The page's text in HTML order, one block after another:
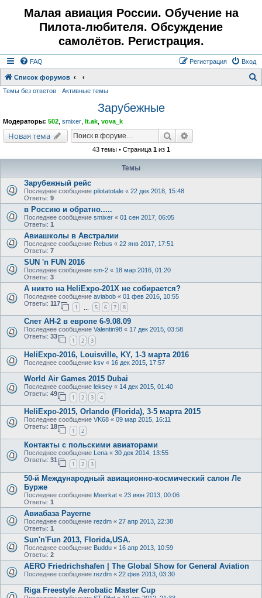
Малая авиация России. Обучение на
Пилота-любителя. Обсуждение
самолётов. Регистрация.
FAQ Вход
Регистрация
Список форумов
Темы без ответов Активные темы
Зарубежные
Модераторы: 502 smixer lt.ak vova_k
Новая тема Поиск
43 темы • Страница 1из 1
Темы
Зарубежный рейс
Последнее сообщение pilotatotale « 22 дек 2018, 15:48
Ответы: 9
в Россию и обратно.....
Последнее сообщение smixer « 01 сен 2017, 06:05
Ответы: 1
Авиашколы в Австралии
Последнее сообщение Rebus « 22 янв 2017, 17:51
Ответы: 7
SUN 'n FUN 2016
Последнее сообщение sm-2 « 18 мар 2016, 01:20
Ответы: 3
А никто на HeliExpo-201X не собирается?
Последнее сообщение aviabob « 01 фев 2016, 10:55
Ответы: 117
1 5 6 7 8
Слет АН-2 в европе 6-9.08.09
Последнее сообщение Valentin98 « 17 дек 2015, 03:58
Ответы: 33
1 2 3
HeliExpo-2016, Louisville, KY, 1-3 марта 2016
Последнее сообщение ksv « 16 дек 2015, 17:57
World Air Games 2015 Dubai
Последнее сообщение leksey « 14 дек 2015, 01:40
Ответы: 49
1 2 3 4
HeliExpo-2015, Orlando (Florida), 3-5 марта 2015
Последнее сообщение VK68 « 09 мар 2015, 16:11
Ответы: 18
1 2
Контакты с польскими авиаторами
Последнее сообщение Lena « 30 дек 2014, 13:55
Ответы: 31
1 2 3
50-й Международный авиационно-космический салон Ле
Бурже
Последнее сообщение Meerkat « 23 июн 2013, 00:06
Ответы: 1
Авиабаза Payerne
Последнее сообщение rezdm « 27 апр 2013, 22:38
Ответы: 1
Sun'n'Fun 2013, Florida,USA.
Последнее сообщение Buddu « 16 апр 2013, 10:59
Ответы: 2
AERO Friedrichshafen | The Global Show for General Aviation
Последнее сообщение rezdm « 22 фев 2013, 03:30
Riga Freestyle Aerobatic Master Cup